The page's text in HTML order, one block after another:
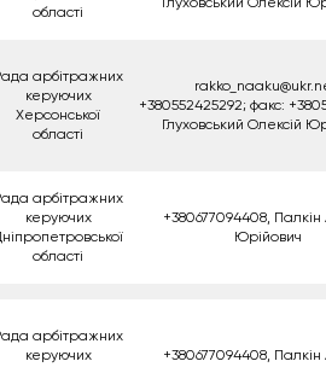
області
Глуховський Олексій
арбітражних
керуючих
Херсонської
області
+380552425292; факс:
Глуховський Олексій
арбітражних
керуючих
області
+380677094408, Палкін
Юрійович
арбітражних
керуючих
+380677094408, Палкін